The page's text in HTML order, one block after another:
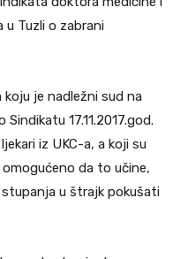
Tuzli o zabrani
koju je nadležni sud na
17.11.2017.god.
iz UKC-a, a koji su
da to učine,
u štrajk pokušati